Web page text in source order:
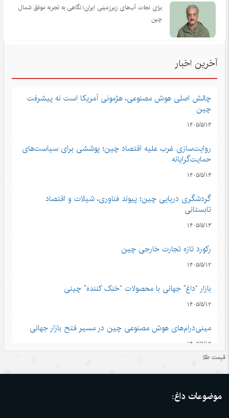
برای نجات آب‌های زیرزمینی ایران؛ نگاهی به تجربه موفق شمال
چین
آخرین اخبار
چالش اصلی هوش مصنوعی، هژمونی آمریکا است نه پیشرفت
چین
۱۴۰۵/۵/۱۳
روایت‌سازی غرب علیه اقتصاد چین؛ پوششی برای سیاست‌های
حمایت‌گرایانه
۱۴۰۵/۵/۱۳
گردشگری دریایی چین؛ پیوند فناوری، شیلات و اقتصاد
تابستانی
۱۴۰۵/۵/۱۳
رکورد تازه تجارت خارجی چین
۱۴۰۵/۵/۱۲
بازار “داغ” جهانی با محصولات “خنک کننده” چینی
۱۴۰۵/۵/۱۲
مینی‌درام‌های هوش مصنوعی چین در مسیر فتح بازار جهانی
۱۴۰۵/۵/۱۲
قیمت طلا
موضوعات داغ: